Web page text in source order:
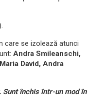
care se izolează atunci
Andra Smileanschi,
David, Andra
închis într-un mod în